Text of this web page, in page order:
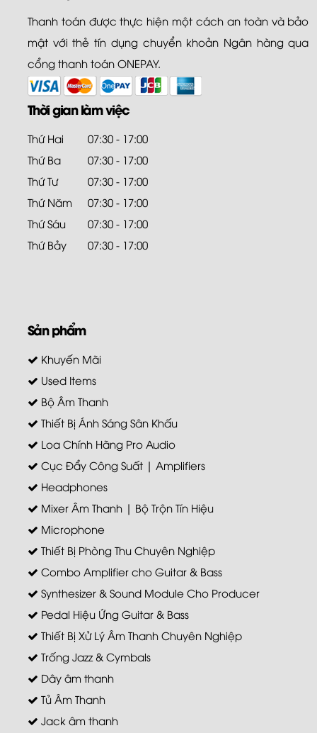
Thanh toán được thực hiện một cách an toàn và bảo
mật với thẻ tín dụng chuyển khoản Ngân hàng qua
cổng thanh toán ONEPAY.
Thời gian làm việc
Thứ Hai
07:30 - 17:00
Thứ Ba
07:30 - 17:00
Thứ Tư
07:30 - 17:00
Thứ Năm
07:30 - 17:00
Thứ Sáu
07:30 - 17:00
Thứ Bảy
07:30 - 17:00
Sản phẩm
Khuyến Mãi
Used Items
Bộ Âm Thanh
Thiết Bị Ánh Sáng Sân Khấu
Loa Chính Hãng Pro Audio
Cục Đẩy Công Suất | Amplifiers
Headphones
Mixer Âm Thanh | Bộ Trộn Tín Hiệu
Microphone
Thiết Bị Phòng Thu Chuyên Nghiệp
Combo Amplifier cho Guitar & Bass
Synthesizer & Sound Module Cho Producer
Pedal Hiệu Ứng Guitar & Bass
Thiết Bị Xử Lý Âm Thanh Chuyên Nghiệp
Trống Jazz & Cymbals
Dây âm thanh
Tủ Âm Thanh
Jack âm thanh